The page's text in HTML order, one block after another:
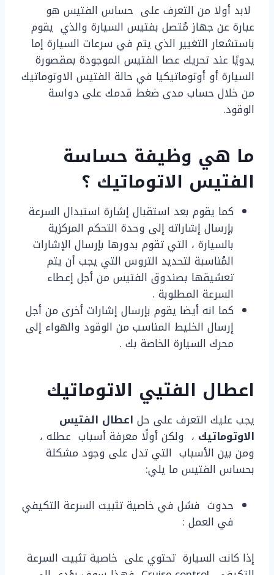
لابد أولا من التعرف على حساس الفتيس هو
عبارة عن جهاز مُتصل بفتيس السيارة والذي يقوم
باستشعار التغيير الذي يتم في سرعات السيارة إما
يدويًا عند تحريك عصا الفتيس الموجودة بمقصورة
السيارة أو أوتوماتيكيا في حالة الفتيس الاوتوماتيك
من خلال حساب مدى ضغط قدمك على دواسة
الوقود.
ما هي وظيفة حساسة
الفتيس الاتوماتيك ؟
كما يقوم بعد استقبال إشارة استبدال السرعة
بإرسال إشاراته إلى وحدة التحكم المركزية
بالسيارة ، التي تقوم بدورها بإرسال الإشارات
المُناسبة لتحديد التروس التي يجب أن يتم
تعشيقها بصندوق الفتيس من أجل إعطاء
السرعة المطلوبة .
كما انه أيضا يقوم بإرسال إشارات أخرى من أجل
إرسال الخليط المناسب من الوقود والهواء إلى
محرك السيارة الخاصة بك .
اعطال الفتيي الاتوماتيك
يجب عليك التعرف على حل اعطال الفتيس
الاوتوماتيك ، ولكن أولًا معرفة أسباب عطله ،
ومن بين الأسباب التي تدل على وجود مشكلة
بحساس الفتيس ما يلي:
حدوث فشل في خاصية تثبيت السرعة التكيفي
في العمل :
إذا كانت السيارة تحتوي على خاصية تثبيت السرعة